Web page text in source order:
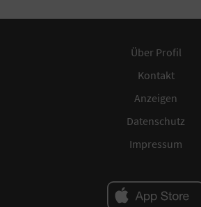
Über Profil
Kontakt
Anzeigen
Datenschutz
Impressum